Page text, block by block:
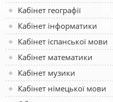
Кабінет географії
Кабінет інформатики
Кабінет іспанської мови
Кабінет математики
Кабінет музики
Кабінет німецької мови